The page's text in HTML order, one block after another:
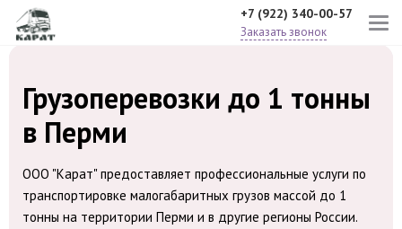
+7 (922) 340-00-57
Заказать звонок
Грузоперевозки до 1 тонны
в Перми
ООО "Карат" предоставляет профессиональные услуги по
транспортировке малогабаритных грузов массой до 1
тонны на территории Перми и в другие регионы России.